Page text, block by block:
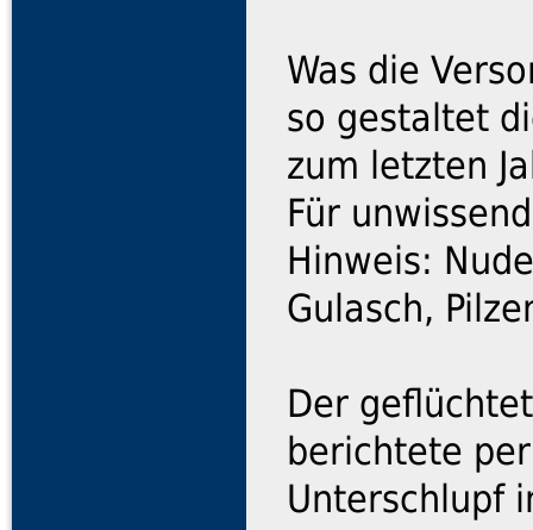
Was die
so gestaltet
zum letzten
Für
Hinweis:
Gulasch,
Der
berichtete
Unterschlupf